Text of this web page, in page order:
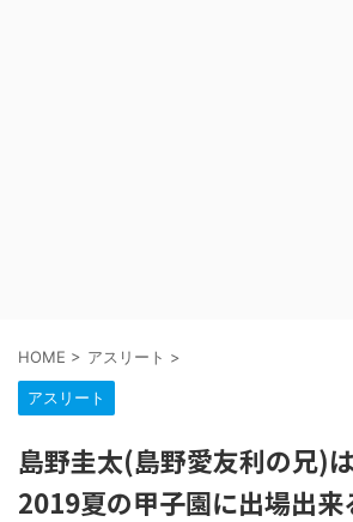
HOME > アスリート >
アスリート
島野圭太(島野愛友利の兄)
2019夏の甲子園に出場出来